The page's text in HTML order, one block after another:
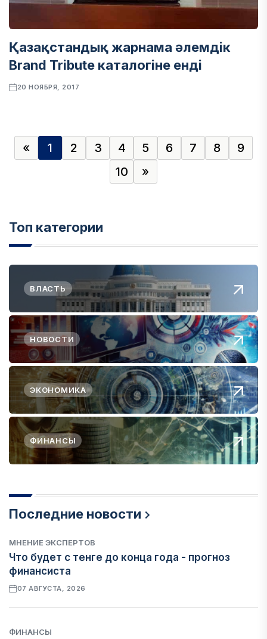
Қазақстандық жарнама әлемдік
Brand Tribute каталогіне енді
20 НОЯБРЯ, 2017
« 1 2 3 4 5 6 7 8
9
10
»
Топ категории
ВЛАСТЬ
НОВОСТИ
ЭКОНОМИКА
ФИНАНСЫ
Последние новости
МНЕНИЕ ЭКСПЕРТОВ
Что будет с тенге до конца года - прогноз
финансиста
07 АВГУСТА, 2026
ФИНАНСЫ